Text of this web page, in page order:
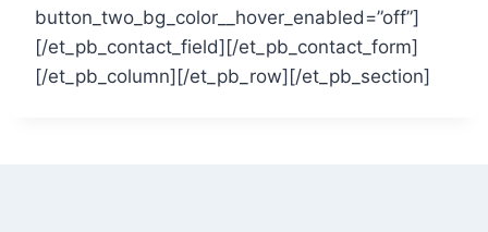
button_two_bg_color__hover_enabled=”off”]
[/et_pb_contact_field][/et_pb_contact_form]
[/et_pb_column][/et_pb_row][/et_pb_section]